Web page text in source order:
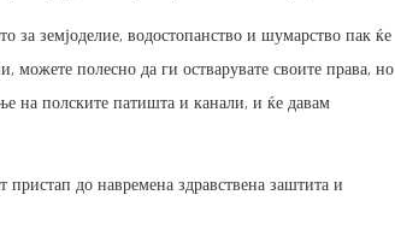
за земјоделие, водостопанство и шумарство пак ќе
можете полесно да ги остварувате своите права, но
на полските патишта и канали, и ќе давам
до навремена здравствена заштита и